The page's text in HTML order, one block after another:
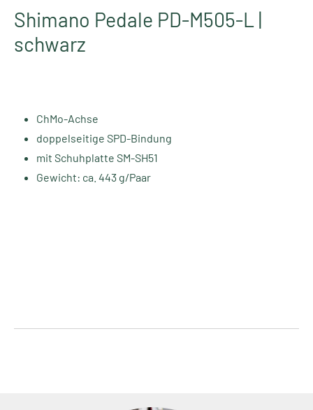
Shimano Pedale PD-M505-L |
schwarz
ChMo-Achse
doppelseitige SPD-Bindung
mit Schuhplatte SM-SH51
Gewicht: ca. 443 g/Paar